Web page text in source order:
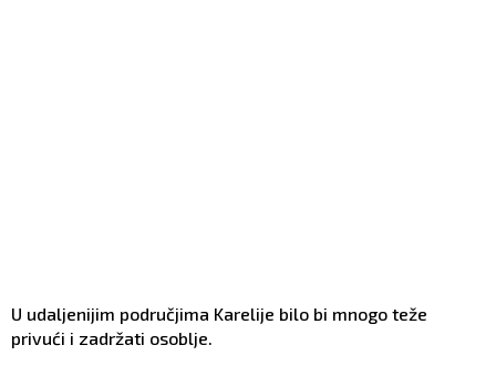
U udaljenijim područjima Karelije bilo bi mnogo teže
privući i zadržati osoblje.